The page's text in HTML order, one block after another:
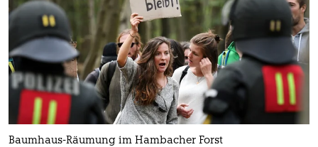
Baumhaus-Räumung im Hambacher Forst